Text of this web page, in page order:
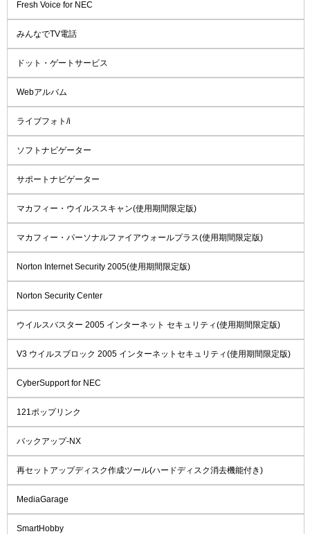
Fresh Voice for NEC
みんなでTV電話
ドット・ゲートサービス
Webアルバム
ライブフォト/i
ソフトナビゲーター
サポートナビゲーター
マカフィー・ウイルススキャン(使用期間限定版)
マカフィー・パーソナルファイアウォールプラス(使用期間限定版)
Norton Internet Security 2005(使用期間限定版)
Norton Security Center
ウイルスバスター 2005 インターネット セキュリティ(使用期間限定版)
V3 ウイルスブロック 2005 インターネットセキュリティ(使用期間限定版)
CyberSupport for NEC
121ポップリンク
バックアップ-NX
再セットアップディスク作成ツール(ハードディスク消去機能付き)
MediaGarage
SmartHobby